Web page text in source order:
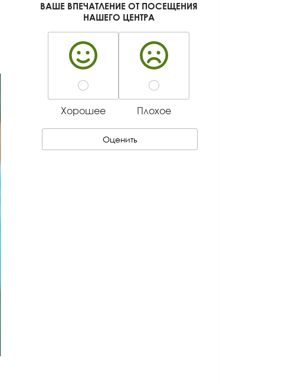
ВАШЕ ВПЕЧАТЛЕНИЕ ОТ ПОСЕЩЕНИЯ
НАШЕГО ЦЕНТРА
Хорошее Плохое
Оценить